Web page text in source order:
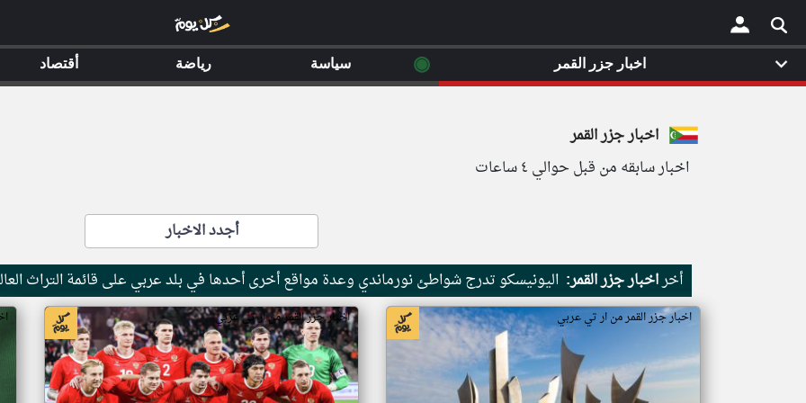
×
اخبار جزر القمر
اخبار سابقه من قبل حوالي ٤ ساعات
أجدد الاخبار
أخراخبار جزر القمر: اليونيسكو تدرج شواطئ نورماندي وعدة مواقع أخرى أحدها في بلد عربي على قائمة التراث
اخبار جزر القمر من ار تي عربي اخبار جزر القمر من ار تي عربي
اخبار جزر القمر ◉ سياسة رياضة أقتصاد